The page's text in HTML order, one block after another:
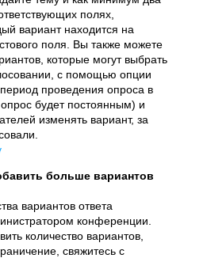
полях,
вариант находится на
поля. Вы также можете
которые могут выбрать
с помощью опции
проведения опроса в
будет постоянным) и
изменять вариант, за
больше вариантов
вариантов ответа
конференции.
количество вариантов,
свяжитесь с